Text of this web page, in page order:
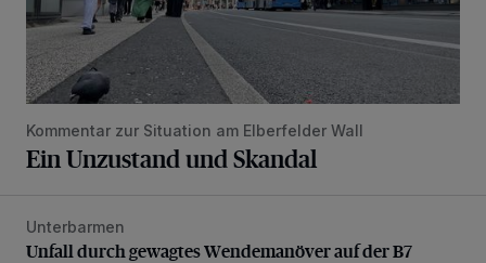
Kommentar zur Situation am Elberfelder Wall
Ein Unzustand und Skandal
Unfall durch gewagtes Wendemanöver auf der B7
Unterbarmen
Unfall durch gewagtes Wendemanöver auf der B7